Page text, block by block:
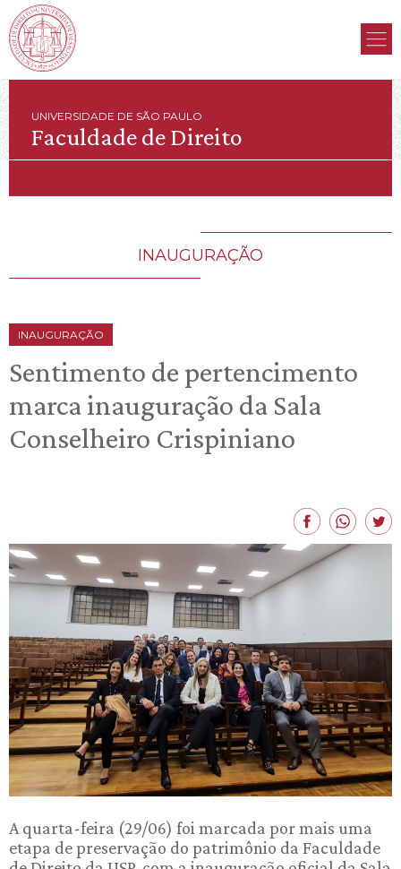
UNIVERSIDADE DE SÃO PAULO
Faculdade de Direito
INAUGURAÇÃO
INAUGURAÇÃO
Sentimento de pertencimento
marca inauguração da Sala
Conselheiro Crispiniano
A quarta-feira (29/06) foi marcada por mais uma
etapa de preservação do patrimônio da Faculdade